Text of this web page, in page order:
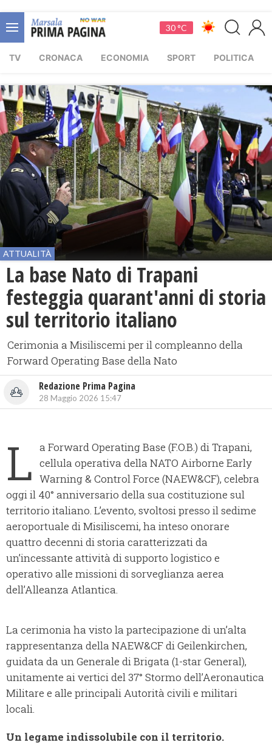
30 °C
TV CRONACA ECONOMIA SPORT POLITICA
ATTUALITÀ
La base Nato di Trapani
festeggia quarant'anni di storia
sul territorio italiano
Cerimonia a Misiliscemi per il compleanno della
Forward Operating Base della Nato
Redazione Prima Pagina
28 Maggio 2026 15:47
L a Forward Operating Base (F.O.B.) di Trapani,
cellula operativa della NATO Airborne Early
Warning & Control Force (NAEW&CF), celebra
oggi il 40° anniversario della sua costituzione sul
territorio italiano. L’evento, svoltosi presso il sedime
aeroportuale di Misiliscemi, ha inteso onorare
quattro decenni di storia caratterizzati da
un’incessante attività di supporto logistico e
operativo alle missioni di sorveglianza aerea
dell’Alleanza Atlantica.
La cerimonia ha visto la partecipazione di un’alta
rappresentanza della NAEW&CF di Geilenkirchen,
guidata da un Generale di Brigata (1-star General),
unitamente ai vertici del 37° Stormo dell’Aeronautica
Militare e alle principali Autorità civili e militari
locali.
Un legame indissolubile con il territorio.